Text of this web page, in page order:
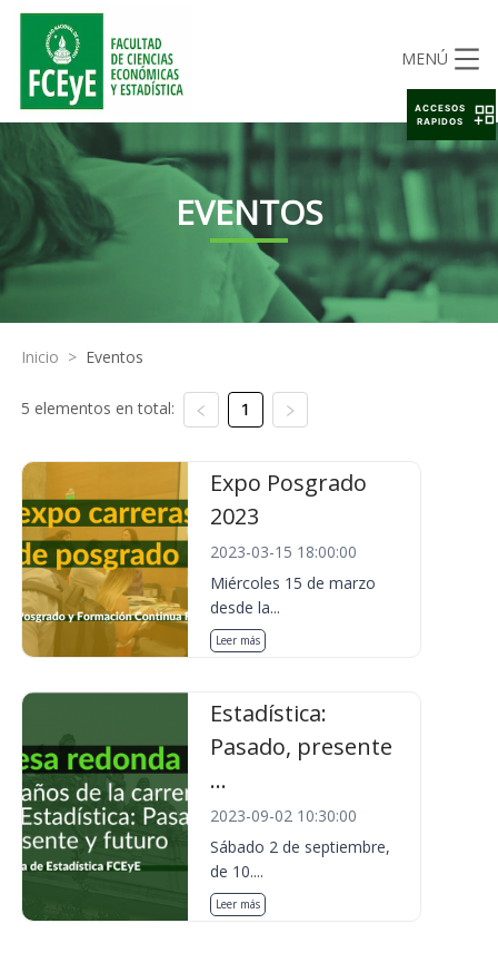
MENÚ
EVENTOS
Inicio > Eventos
5 elementos en total: 1
Expo Posgrado
2023
2023-03-15 18:00:00
Miércoles 15 de marzo
desde la...
Leer más
Estadística:
Pasado, presente
...
2023-09-02 10:30:00
Sábado 2 de septiembre,
de 10....
Leer más
ACCESOS
RAPIDOS